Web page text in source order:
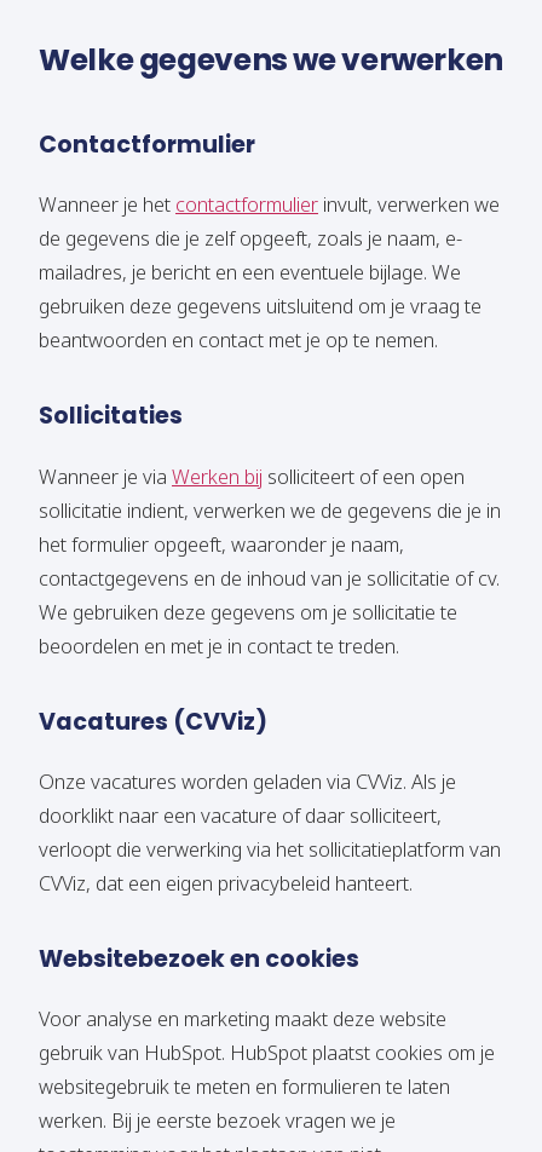
Welke gegevens we verwerken
Contactformulier
Wanneer je het contactformulier invult, verwerken we
de gegevens die je zelf opgeeft, zoals je naam, e-
mailadres, je bericht en een eventuele bijlage. We
gebruiken deze gegevens uitsluitend om je vraag te
beantwoorden en contact met je op te nemen.
Sollicitaties
Wanneer je via Werken bij solliciteert of een open
sollicitatie indient, verwerken we de gegevens die je in
het formulier opgeeft, waaronder je naam,
contactgegevens en de inhoud van je sollicitatie of cv.
We gebruiken deze gegevens om je sollicitatie te
beoordelen en met je in contact te treden.
Vacatures (CVViz)
Onze vacatures worden geladen via CVViz. Als je
doorklikt naar een vacature of daar solliciteert,
verloopt die verwerking via het sollicitatieplatform van
CVViz, dat een eigen privacybeleid hanteert.
Websitebezoek en cookies
Voor analyse en marketing maakt deze website
gebruik van HubSpot. HubSpot plaatst cookies om je
websitegebruik te meten en formulieren te laten
werken. Bij je eerste bezoek vragen we je